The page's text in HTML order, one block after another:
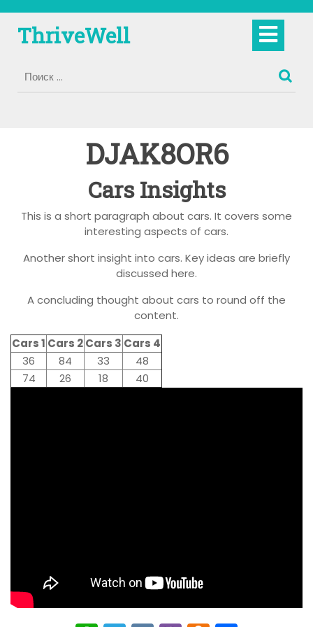
содержимому
ThriveWell
DJAK8OR6
Cars Insights
This is a short paragraph about cars. It covers some
interesting aspects of cars.
Another short insight into cars. Key ideas are briefly
discussed here.
A concluding thought about cars to round off the
content.
Cars 1 Cars 2Cars 3 Cars 4
36
84 33
48
74
26 18 40